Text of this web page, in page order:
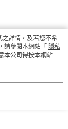
之詳情，及若您不希
請參閱本網站「 隱私
本公司得按本網站使